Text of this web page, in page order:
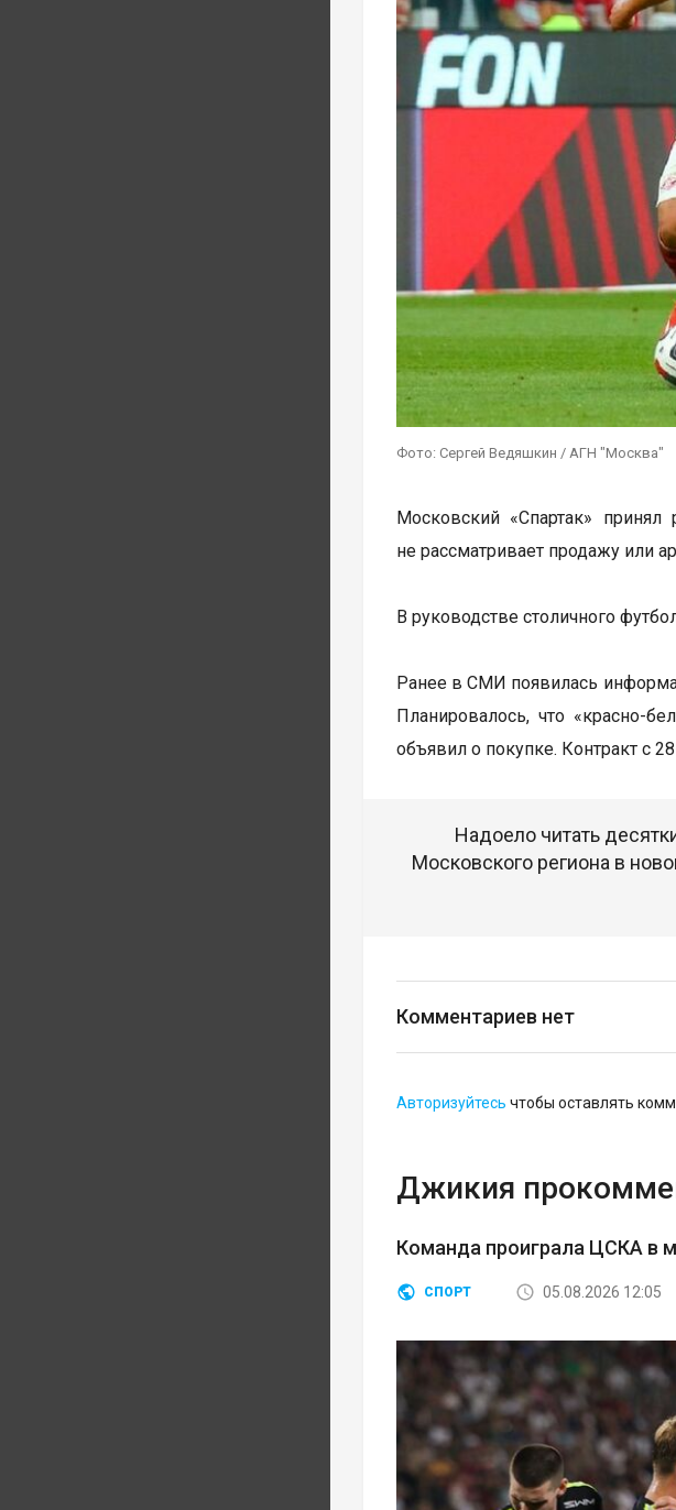
Фото: Сергей Ведяшкин / АГН "Москва"
Московский «Спартак»
не рассматривает продажу или
В руководстве столичного
Ранее в СМИ появилась
Планировалось, что «красно-
объявил о покупке. Контракт с
Надоело читать
Московского региона в
Комментариев нет
Авторизуйтесь чтобы оставлять
Джикия
Команда проиграла ЦСКА в
СПОРТ 05.08.2026 12:05